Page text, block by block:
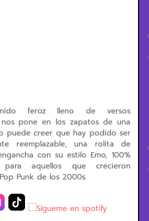
feroz lleno de versos
nos pone en los zapatos de una
puede creer que hay podido ser
reemplazable, una rolita de
con su estilo Emo, 100%
para aquellos que crecieron
Punk de los 2000s.